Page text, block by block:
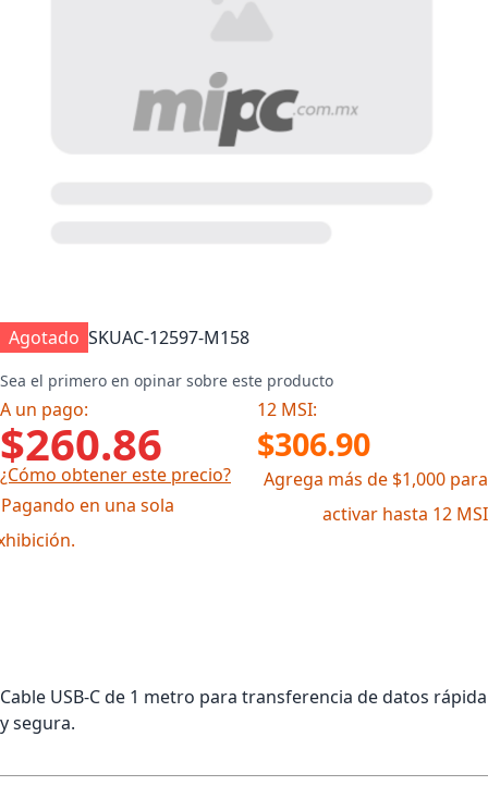
Agotado SKUAC-12597-M158
Sea el primero en opinar sobre este producto
A un pago: 12 MSI:
$260.86 $306.90
¿Cómo obtener este precio?
en una sola
Agrega más de $1,000 para
activar hasta 12 MSI
Cable USB-C de 1 metro para transferencia de datos rápida
y segura.